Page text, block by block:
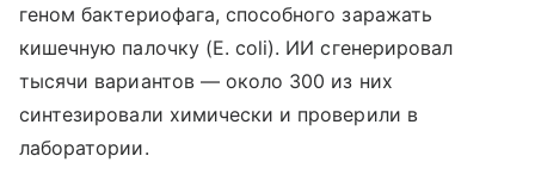
геном бактериофага, способного заражать
кишечную палочку (E. coli). ИИ сгенерировал
тысячи вариантов — около 300 из них
синтезировали химически и проверили в
лаборатории.